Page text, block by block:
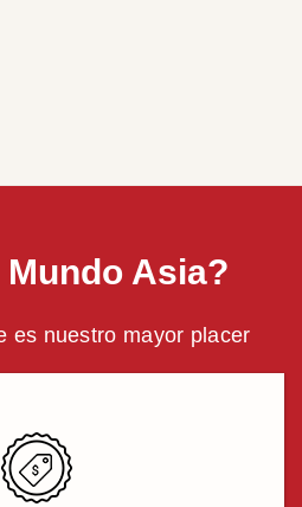
Asia?
es nuestro mayor placer